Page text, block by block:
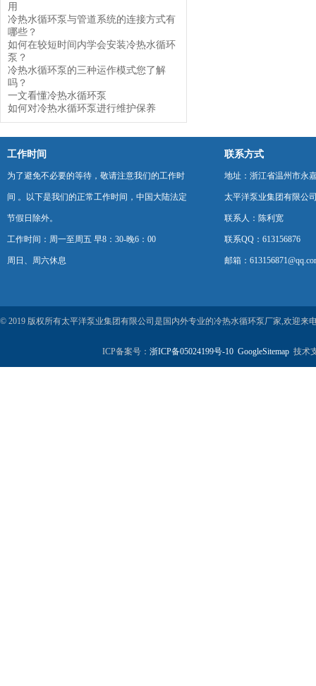
用
冷热水循环泵与管道系统的连接方式有
哪些？
如何在较短时间内学会安装冷热水循环
泵？
冷热水循环泵的三种运作模式您了解
吗？
一文看懂冷热水循环泵
如何对冷热水循环泵进行维护保养
工作时间
为了避免不必要的等待，敬请注意我们的工作时
间 。以下是我们的正常工作时间，中国大陆法定
节假日除外。
工作时间：周一至周五 早8：30-晚6：00
周日、周六休息
联系方式
地址：浙江省温州市永
太平洋泵业集团有限公
联系人：陈利宽
联系QQ：613156876
邮箱：
© 2019 版权所有太平洋泵业集团有限公司是国内外专业的冷热水循环泵厂家,欢迎来
ICP备案号： 浙ICP备05024199号-10 GoogleSitemap 技术